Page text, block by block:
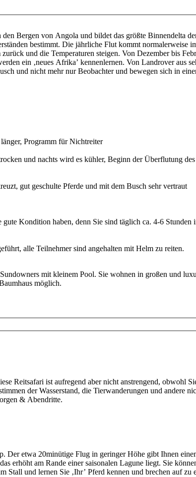
Bergen von Angola und bildet das größte Binnendelta
bestimmt. Die jährliche Flut kommt normalerweise
und die Temperaturen steigen. Von Dezember bis
ein ‚neues Afrika’ kennenlernen. Von Landrover aus
und nicht mehr nur Beobachter und bewegen sich in
Programm für Nichtreiter
und nachts wird es kühler, Beginn der Überflutung
gut geschulte Pferde und mit dem Busch sehr vertraut
Kondition haben, denn Sie sind täglich ca. 4-6 Stunden
alle Teilnehmer sind angehalten mit Helm zu reiten.
mit kleinem Pool. Sie wohnen in großen und
möglich.
Reitsafari ist aufregend aber nicht anstrengend, obwohl
der Wasserstand, die Tierwanderungen und andere
& Abendritte.
Der etwa 20minütige Flug in geringer Höhe gibt Ihnen
erhöht am Rande einer saisonalen Lagune liegt. Sie
Stall und lernen Sie ‚Ihr’ Pferd kennen und brechen auf zu